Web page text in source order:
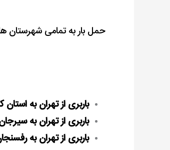
حمل بار به تمامی شهرستان
باربری از تهران به استان
باربری از تهران به
باربری از تهران به